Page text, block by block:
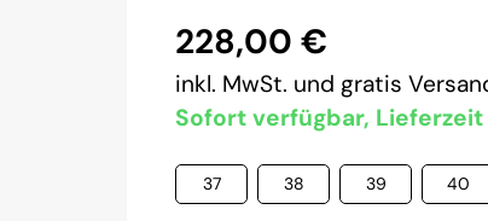
228,00 €
inkl. MwSt. und gratis
Sofort verfügbar, Lieferzeit
37 38 39 40